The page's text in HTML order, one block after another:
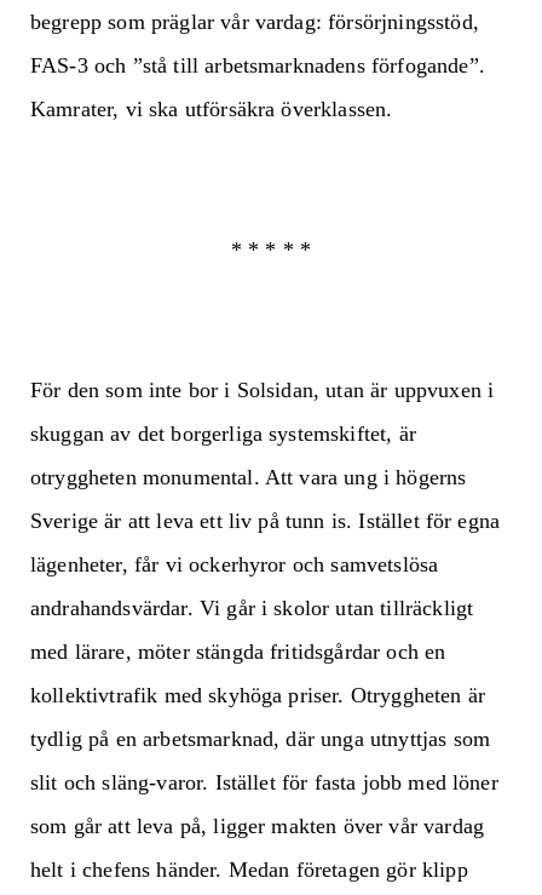
begrepp som präglar vår vardag: försörjningsstöd,
FAS-3 och ”stå till arbetsmarknadens förfogande”.
Kamrater, vi ska utförsäkra överklassen.
* * * * *
För den som inte bor i Solsidan, utan är uppvuxen i
skuggan av det borgerliga systemskiftet, är
otryggheten monumental. Att vara ung i högerns
Sverige är att leva ett liv på tunn is. Istället för egna
lägenheter, får vi ockerhyror och samvetslösa
andrahandsvärdar. Vi går i skolor utan tillräckligt
med lärare, möter stängda fritidsgårdar och en
kollektivtrafik med skyhöga priser. Otryggheten är
tydlig på en arbetsmarknad, där unga utnyttjas som
slit och släng-varor. Istället för fasta jobb med löner
som går att leva på, ligger makten över vår vardag
helt i chefens händer. Medan företagen gör klipp